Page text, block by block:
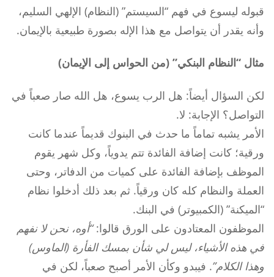
قبوله ليسوع في فهم “السيستم” (النظام) الإلهي السليم،
وأنه يقدر أن يتواصل مع هذا الإله بصورة طبيعية بالإيمان.
مثال “النظام البنكي” (من الحواس إلى الإيمان)
لكن السؤال أيضاً: هل الرب يسوع، هل الله صار صعباً في
التواصل؟ الإجابة: لا.
الأمر يشبه تماماً ما حدث في البنوك قديماً عندما كانت
ورقية؛ كانت إضافة الفائدة تتم يدوياً، وكل شهر يقوم
الموظف بإضافة الفائدة على كميات من الدفاتر، وحتى
العملة والنظام كله كان ورقياً. ثم بعد ذلك أدخلوا نظام
“الميكنة” (الكمبيوتر) في البنك.
الموظفون المعتادون على الورق قالوا:“أوه، نحن لا نفهم
في هذه الأشياء، ليس لي شأن بمسك الفأرة (الماوس)
وهذا الكلام”. فيبدو وكأن الأمر أصبح صعباً، لكن في